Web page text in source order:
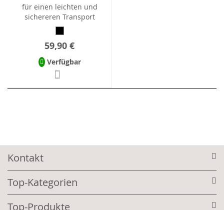
für einen leichten und
sichereren Transport
59,90 €
Verfügbar
Kontakt
Top-Kategorien
Top-Produkte